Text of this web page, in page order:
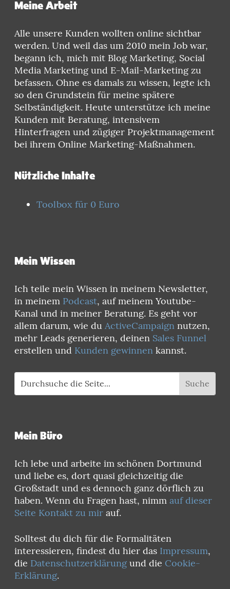
Meine Arbeit
Alle unsere Kunden wollten online sichtbar
werden. Und weil das um 2010 mein Job war,
begann ich, mich mit Blog Marketing, Social
Media Marketing und E-Mail-Marketing zu
befassen. Ohne es damals zu wissen, legte ich
so den Grundstein für meine spätere
Selbständigkeit. Heute unterstütze ich meine
Kunden mit Beratung, intensivem
Hinterfragen und zügiger Projektmanagement
bei ihrem Online Marketing-Maßnahmen.
Nützliche Inhalte
Toolbox für 0 Euro
Mein Wissen
Ich teile mein Wissen in meinem Newsletter,
in meinem Podcast, auf meinem Youtube-
Kanal und in meiner Beratung. Es geht vor
allem darum, wie du ActiveCampaign nutzen,
mehr Leads generieren, deinen Sales Funnel
erstellen und Kunden gewinnen kannst.
Mein Büro
Ich lebe und arbeite im schönen Dortmund
und liebe es, dort quasi gleichzeitig die
Großstadt und es dennoch ganz dörflich zu
haben. Wenn du Fragen hast, nimm auf dieser
Seite Kontakt zu mir auf.
Solltest du dich für die Formalitäten
interessieren, findest du hier das Impressum,
die Datenschutzerklärung und die Cookie-
Erklärung.